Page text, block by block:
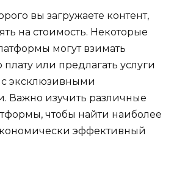
вы загружаете контент,
на стоимость. Некоторые
могут взимать
или предлагать услуги
эксклюзивными
Важно изучить различные
чтобы найти наиболее
эффективный